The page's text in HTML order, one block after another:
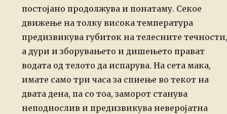
постојано продолжува и понатаму. Секое
движење на толку висока температура
предизвикува губиток нателесните течности,
а дури и зборувањето и дишењето прават
водата од телото даиспарува. На сета мака,
имате само три часа за спиење во текот на
двата дена, па со тоа, заморот станува
неподнослив и предизвикува неверојатна